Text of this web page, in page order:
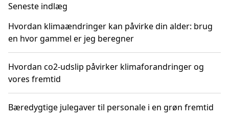
Seneste indlæg
Hvordan klimaændringer kan påvirke din alder: brug
en hvor gammel er jeg beregner
Hvordan co2-udslip påvirker klimaforandringer og
vores fremtid
Bæredygtige julegaver til personale i en grøn fremtid